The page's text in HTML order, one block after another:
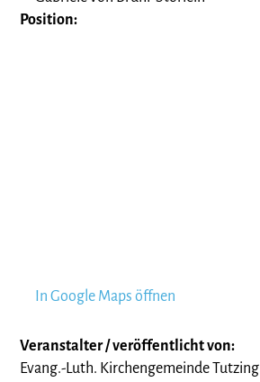
Position:
In Google Maps öffnen
Veranstalter / veröffentlicht von:
Evang.-Luth. Kirchengemeinde Tutzing